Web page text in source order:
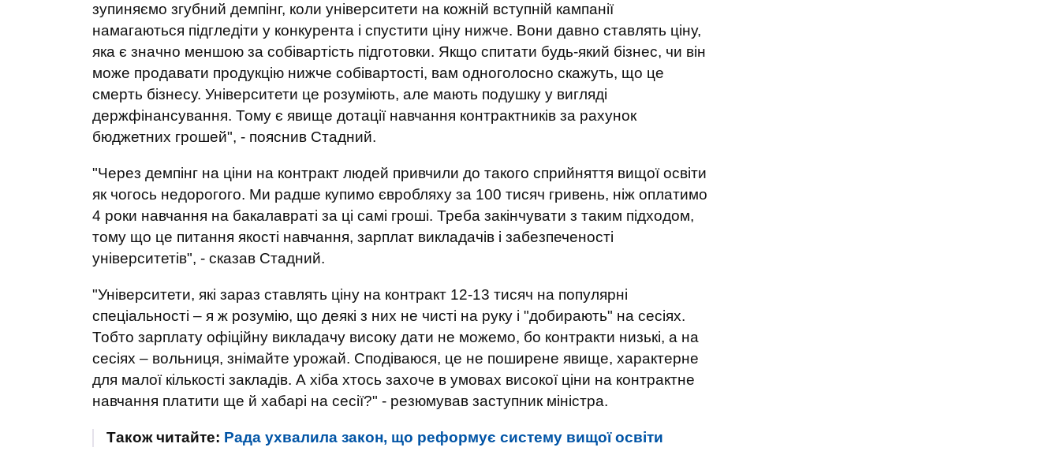
зупиняємо згубний демпінг, коли університети на кожній вступній кампанії
намагаються підгледіти у конкурента і спустити ціну нижче. Вони давно ставлять ціну,
яка є значно меншою за собівартість підготовки. Якщо спитати будь-який бізнес, чи він
може продавати продукцію нижче собівартості, вам одноголосно скажуть, що це
смерть бізнесу. Університети це розуміють, але мають подушку у вигляді
держфінансування. Тому є явище дотації навчання контрактників за рахунок
бюджетних грошей", - пояснив Стадний.
"Через демпінг на ціни на контракт людей привчили до такого сприйняття вищої освіти
як чогось недорогого. Ми радше купимо євробляху за 100 тисяч гривень, ніж оплатимо
4 роки навчання на бакалавраті за ці самі гроші. Треба закінчувати з таким підходом,
тому що це питання якості навчання, зарплат викладачів і забезпеченості
університетів", - сказав Стадний.
"Університети, які зараз ставлять ціну на контракт 12-13 тисяч на популярні
спеціальності – я ж розумію, що деякі з них не чисті на руку і "добирають" на сесіях.
Тобто зарплату офіційну викладачу високу дати не можемо, бо контракти низькі, а на
сесіях – вольниця, знімайте урожай. Сподіваюся, це не поширене явище, характерне
для малої кількості закладів. А хіба хтось захоче в умовах високої ціни на контрактне
навчання платити ще й хабарі на сесії?" - резюмував заступник міністра.
Також читайте: Рада ухвалила закон, що реформує систему вищої освіти